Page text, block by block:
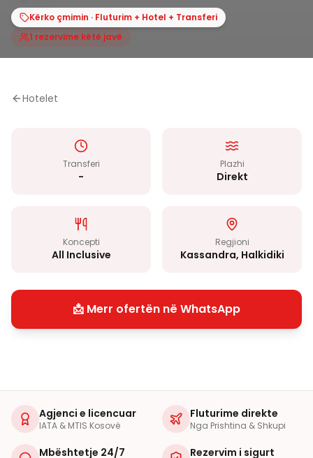
Kërko çmimin · Fluturim + Hotel + Transferi
1 rezervime këtë javë
Hotelet
Transferi
-
Plazhi
Direkt
Koncepti
All Inclusive
Regjioni
Kassandra, Halkidiki
📩 Merr ofertën në WhatsApp
Agjenci e licencuar
IATA & MTIS Kosovë
Fluturime direkte
Nga Prishtina & Shkupi
Mbështetje 24/7 Rezervim i sigurt